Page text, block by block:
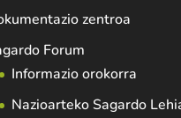
zentroa
Forum
Informazio orokorra
Nazioarteko Sagardo